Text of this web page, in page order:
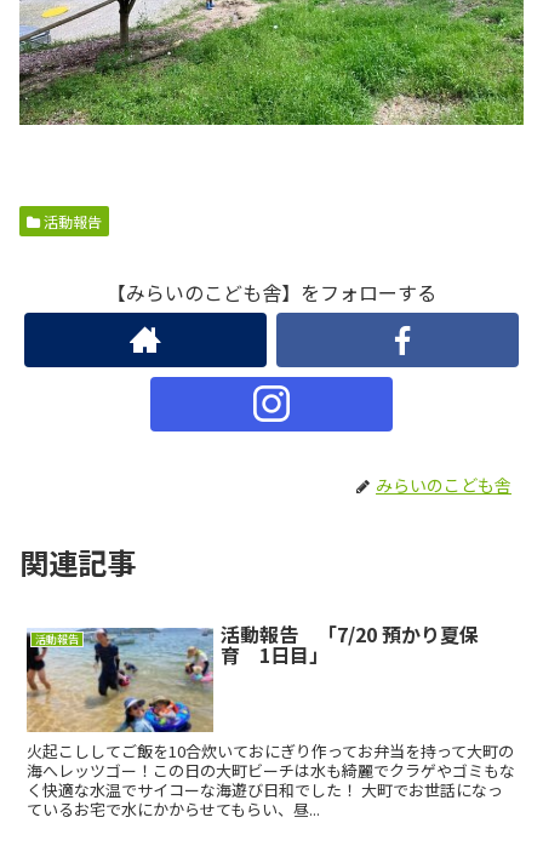
活動報告
【みらいのこども舎】をフォローする
みらいのこども舎
関連記事
活動報告 活動報告 「7/20 預かり夏保
育 1日目」
火起こししてご飯を10合炊いておにぎり作ってお弁当を持って大町の
海へレッツゴー！この日の大町ビーチは水も綺麗でクラゲやゴミもな
く快適な水温でサイコーな海遊び日和でした！ 大町でお世話になっ
ているお宅で水にかからせてもらい、昼...